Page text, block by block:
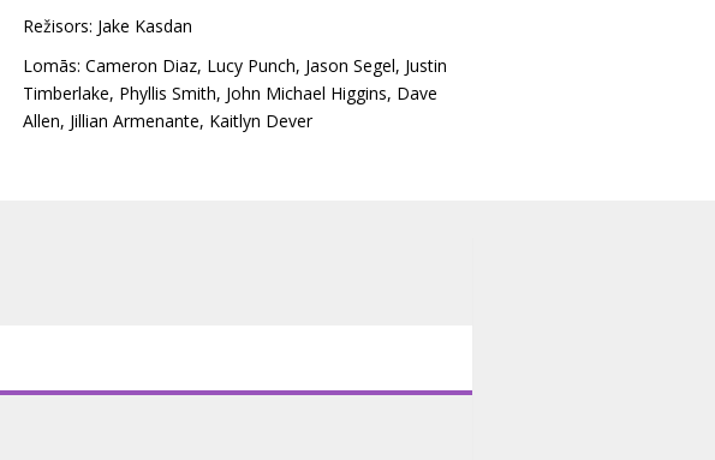
Režisors: Jake Kasdan
Lomās: Cameron Diaz, Lucy Punch, Jason Segel, Justin
Timberlake, Phyllis Smith, John Michael Higgins, Dave
Allen, Jillian Armenante, Kaitlyn Dever